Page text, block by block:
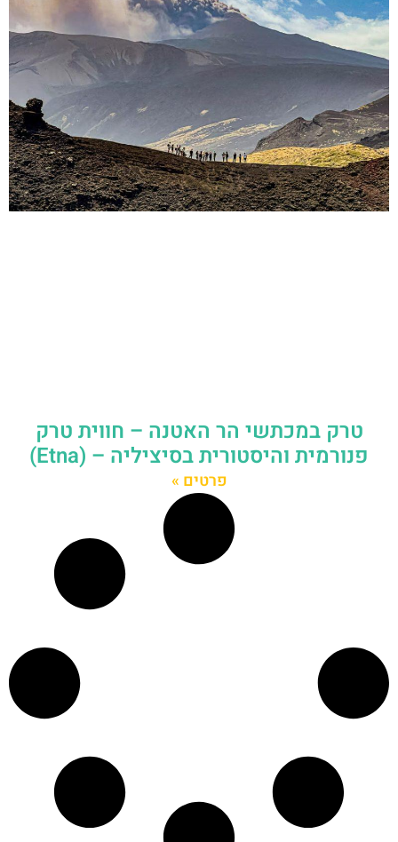
טרק במכתשי הר האטנה – חווית טרק
פנורמית והיסטורית בסיציליה – (Etna)
פרטים »